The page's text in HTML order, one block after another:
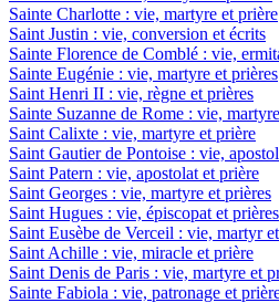
Sainte Charlotte : vie, martyre et prière
Saint Justin : vie, conversion et écrits
Sainte Florence de Comblé : vie,
Sainte Eugénie : vie, martyre et prières
Saint Henri II : vie, règne et prières
Sainte Suzanne de Rome : vie,
Saint Calixte : vie, martyre et prière
Saint Gautier de Pontoise : vie,
Saint Patern : vie, apostolat et prière
Saint Georges : vie, martyre et prières
Saint Hugues : vie, épiscopat et prières
Saint Eusèbe de Verceil : vie, martyr
Saint Achille : vie, miracle et prière
Saint Denis de Paris : vie, martyre et
Sainte Fabiola : vie, patronage et